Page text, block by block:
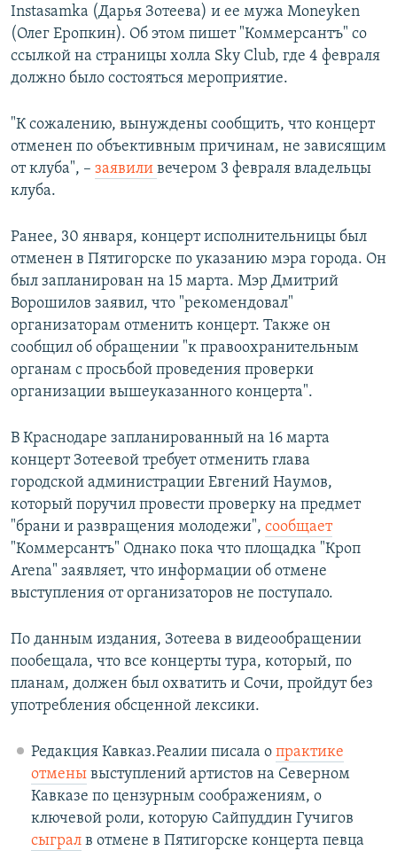
Instasamka (Дарья Зотеева) и ее мужа Moneyken
(Олег Еропкин). Об этом пишет "Коммерсантъ" со
ссылкой на страницы холла Sky Club, где 4 февраля
должно было состояться мероприятие.
"К сожалению, вынуждены сообщить, что концерт
отменен по объективным причинам, не зависящим
от клуба", – заявили вечером 3 февраля владельцы
клуба.
Ранее, 30 января, концерт исполнительницы был
отменен в Пятигорске по указанию мэра города. Он
был запланирован на 15 марта. Мэр Дмитрий
Ворошилов заявил, что "рекомендовал"
организаторам отменить концерт. Также он
сообщил об обращении "к правоохранительным
органам с просьбой проведения проверки
организации вышеуказанного концерта".
В Краснодаре запланированный на 16 марта
концерт Зотеевой требует отменить глава
городской администрации Евгений Наумов,
который поручил провести проверку на предмет
"брани и развращения молодежи", сообщает
"Коммерсантъ" Однако пока что площадка "Кроп
Arena" заявляет, что информации об отмене
выступления от организаторов не поступало.
По данным издания, Зотеева в видеообращении
пообещала, что все концерты тура, который, по
планам, должен был охватить и Сочи, пройдут без
употребления обсценной лексики.
Редакция Кавказ.Реалии писала о практике
отменывыступлений артистов на Северном
Кавказе по цензурным соображениям, о
ключевой роли, которую Сайпуддин Гучигов
сыгралв отмене в Пятигорске концерта певца